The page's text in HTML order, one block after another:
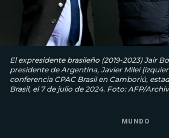
El expresidente brasileño (2019-2023) Jair
presidente de Argentina, Javier Milei
conferencia CPAC Brasil en Camboriú,
Brasil, el 7 de julio de 2024. Foto: AFP/
MUNDO